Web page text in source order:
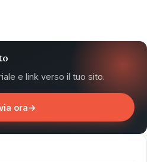
e link verso il tuo sito.
ora→